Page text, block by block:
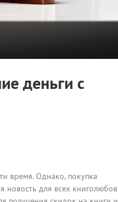
деньги с
время. Однако, покупка
новость для всех книголюбов